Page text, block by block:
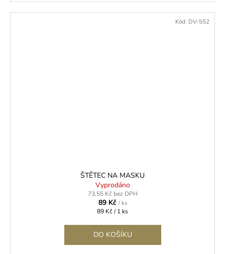
ŠTĚTEC NA MASKU
Vyprodáno
73,55 Kč bez DPH
89 Kč / ks
Měrná
89 Kč / 1 ks
DO KOŠÍKU
Kód: DV-552